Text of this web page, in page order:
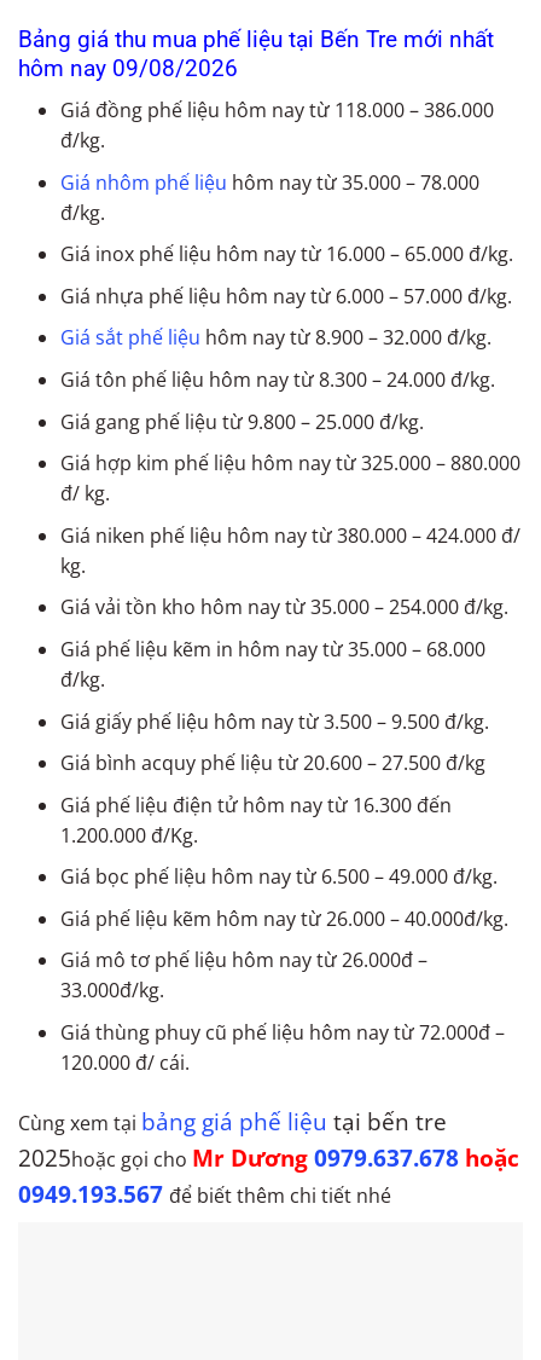
Bảng giá thu mua phế liệu tại Bến Tre mới nhất
hôm nay 09/08/2026
Giá đồng phế liệu hôm nay từ 118.000 – 386.000
đ/kg.
Giá nhôm phế liệu hôm nay từ 35.000 – 78.000
đ/kg.
Giá inox phế liệu hôm nay từ 16.000 – 65.000 đ/kg.
Giá nhựa phế liệu hôm nay từ 6.000 – 57.000 đ/kg.
Giá sắt phế liệu hôm nay từ 8.900 – 32.000 đ/kg.
Giá tôn phế liệu hôm nay từ 8.300 – 24.000 đ/kg.
Giá gang phế liệu từ 9.800 – 25.000 đ/kg.
Giá hợp kim phế liệu hôm nay từ 325.000 – 880.000
đ/ kg.
Giá niken phế liệu hôm nay từ 380.000 – 424.000 đ/
kg.
Giá vải tồn kho hôm nay từ 35.000 – 254.000 đ/kg.
Giá phế liệu kẽm in hôm nay từ 35.000 – 68.000
đ/kg.
Giá giấy phế liệu hôm nay từ 3.500 – 9.500 đ/kg.
Giá bình acquy phế liệu từ 20.600 – 27.500 đ/kg
Giá phế liệu điện tử hôm nay từ 16.300 đến
1.200.000 đ/Kg.
Giá bọc phế liệu hôm nay từ 6.500 – 49.000 đ/kg.
Giá phế liệu kẽm hôm nay từ 26.000 – 40.000đ/kg.
Giá mô tơ phế liệu hôm nay từ 26.000đ –
33.000đ/kg.
Giá thùng phuy cũ phế liệu hôm nay từ 72.000đ –
120.000 đ/ cái.
Cùng xem tại bảng giá phế liệu tại bến tre
2025hoặc gọi cho Mr Dương0979.637.678 hoặc
0949.193.567 để biết thêm chi tiết nhé